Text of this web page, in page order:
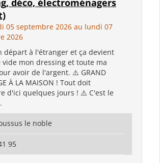
déco, électroménagers
05 septembre 2026 au lundi 07
2026
départ à l'étranger et ça devient
vide mon dressing et toute ma
avoir de l'argent. ⚠️ GRAND
À LA MAISON ! Tout doit
d'ici quelques jours ! ⚠️ C'est le
le noble
95